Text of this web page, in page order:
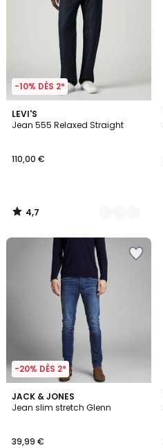
-10% DÈS 2*
LEVI'S
Jean 555 Relaxed Straight
110,00 €
4,7
/ 5
2
Couleurs
4,7
/
-20% DÈS 2*
JACK & JONES
Jean slim stretch Glenn
39,99 €
4,5
/ 5